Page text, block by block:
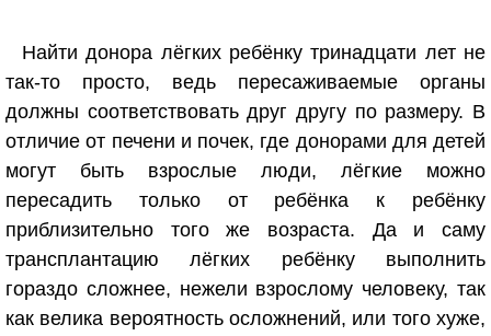
Найти донора лёгких ребёнку тринадцати лет не
так-то просто, ведь пересаживаемые органы
должны соответствовать друг другу по размеру. В
отличие от печени и почек, где донорами для детей
могут быть взрослые люди, лёгкие можно
пересадить только от ребёнка к ребёнку
приблизительно того же возраста. Да и саму
трансплантацию лёгких ребёнку выполнить
гораздо сложнее, нежели взрослому человеку, так
как велика вероятность осложнений, или того хуже,